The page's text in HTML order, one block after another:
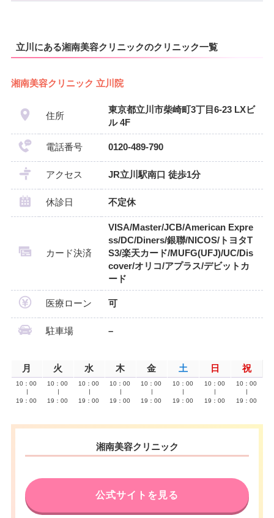
立川にある湘南美容クリニックのクリニック一覧
湘南美容クリニック 立川院
住所
東京都立川市柴崎町3丁目6-23 LXビ
ル 4F
電話番号 0120-489-790
アクセス JR立川駅南口 徒歩1分
休診日 不定休
カード決済
VISA/Master/JCB/American Expre
ss/DC/Diners/銀聯/NICOS/トヨタT
S3/楽天カード/MUFG(UFJ)/UC/Dis
cover/オリコ/アプラス/デビットカ
ード
医療ローン 可
駐車場 –
月 火 水 木 金 土 日 祝
10：00
19：00
10：00
19：00
10：00
19：00
10：00
19：00
10：00
19：00
10：00
19：00
10：00
19：00
10：00
19：00
湘南美容クリニック
公式サイトを見る